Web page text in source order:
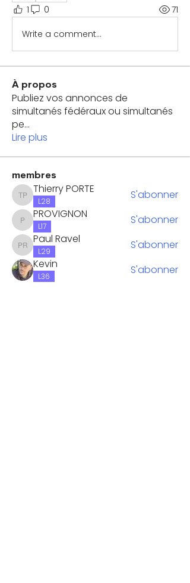
1 0 71
Write a comment...
À propos
Publiez vos annonces de
simultanés fédéraux ou simultanés
pe...
Lire plus
membres
Thierry PORTE
Thierry PORTE
L28 S'abonner
PROVIGNON
PROVIGNON
L17 S'abonner
Paul Ravel
Paul Ravel
L29
S'abonner
Kevin
L36
S'abonner